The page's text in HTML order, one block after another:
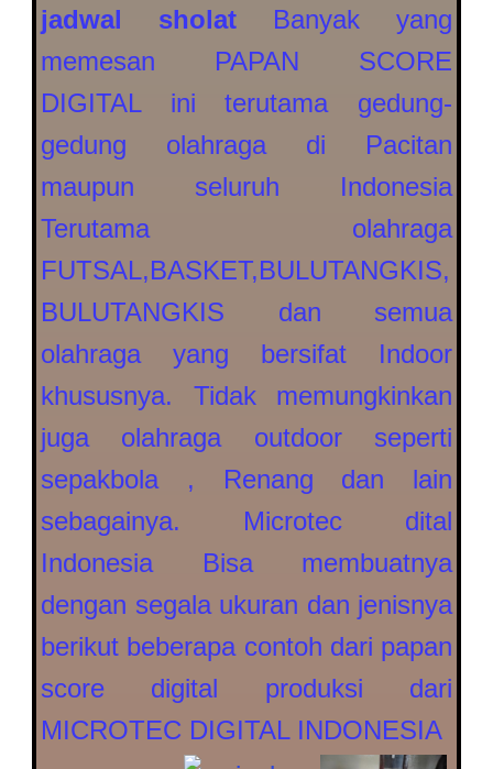
jadwal sholat Banyak yang
memesan PAPAN SCORE
DIGITAL ini terutama gedung-
gedung olahraga di Pacitan
maupun seluruh Indonesia
Terutama olahraga
FUTSAL,BASKET,BULUTANGKIS,
BULUTANGKIS dan semua
olahraga yang bersifat Indoor
khususnya. Tidak memungkinkan
juga olahraga outdoor seperti
sepakbola , Renang dan lain
sebagainya. Microtec dital
Indonesia Bisa membuatnya
dengan segala ukuran dan jenisnya
berikut beberapa contoh dari papan
score digital produksi dari
MICROTEC DIGITAL INDONESIA